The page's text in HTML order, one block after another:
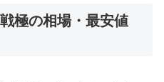
極の相場・最安値